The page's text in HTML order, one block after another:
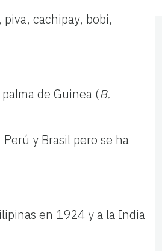
cachipay, bobi,
de Guinea (B.
y Brasil pero se ha
en 1924 y a la India